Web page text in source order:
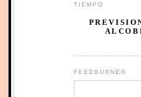
TIEMPO
FEEDBURNER